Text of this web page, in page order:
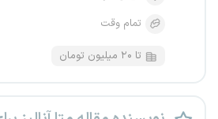
تمام وقت
تا ۲۰ میلیون تومان